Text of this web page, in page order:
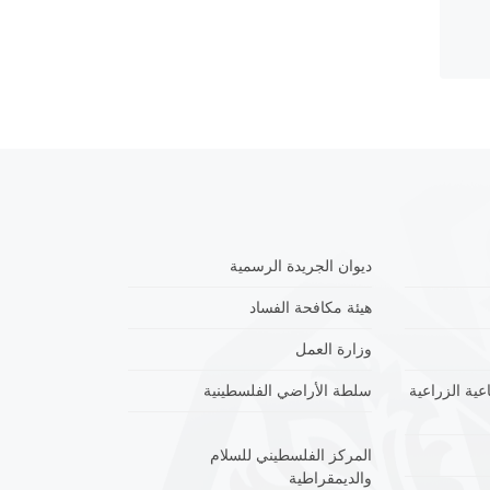
ديوان الجريدة الرسمية
هيئة مكافحة الفساد
وزارة العمل
الزراعية
سلطة الأراضي الفلسطينية
المركز الفلسطيني للسلام
والديمقراطية